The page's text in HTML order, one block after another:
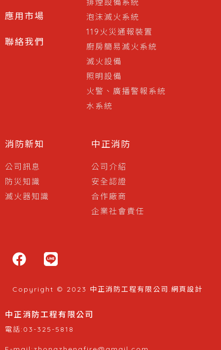
應用市場
聯絡我們
排煙設備系統
泡沫滅火系統
119火災通報裝置
廚房簡易滅火系統
滅火設備
照明設備
火警、廣播警報系統
水系統
消防新知
公司訊息
防災知識
滅火器知識
中正消防
公司介紹
安全認證
合作廠商
企業社會責任
Copyright © 2023 中正消防工程有限公司.網頁設計
中正消防工程有限公司
電話:03-325-5818